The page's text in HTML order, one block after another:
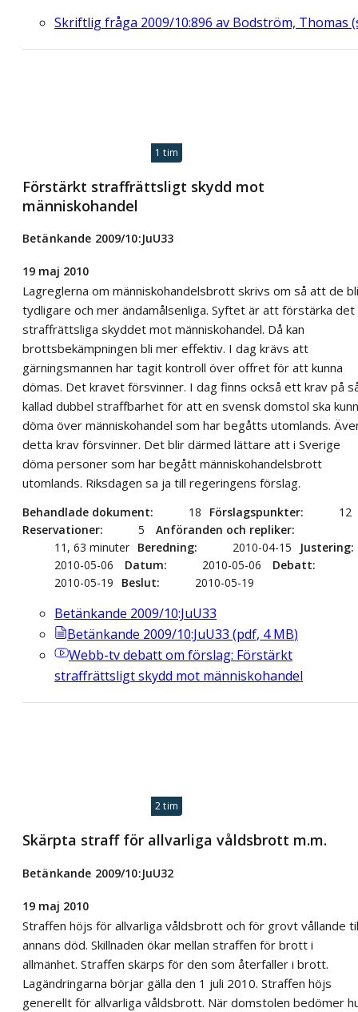
Skriftlig fråga 2009/10:896 av Bodström, Thomas
1 tim
Förstärkt straffrättsligt skydd mot
människohandel
Betänkande 2009/10:JuU33
19 maj 2010
Lagreglerna om människohandelsbrott skrivs om så att de
tydligare och mer ändamålsenliga. Syftet är att förstärka det
straffrättsliga skyddet mot människohandel. Då kan
brottsbekämpningen bli mer effektiv. I dag krävs att
gärningsmannen har tagit kontroll över offret för att kunna
dömas. Det kravet försvinner. I dag finns också ett krav på
kallad dubbel straffbarhet för att en svensk domstol ska
döma över människohandel som har begåtts utomlands.
detta krav försvinner. Det blir därmed lättare att i Sverige
döma personer som har begått människohandelsbrott
utomlands. Riksdagen sa ja till regeringens förslag.
Behandlade dokument 18 Förslagspunkter
12
Reservationer
5
Anföranden och repliker
11, 63 minuter Beredning 2010-04-15
Justering
2010-05-06
Datum 2010-05-06
Debatt
2010-05-19
Beslut 2010-05-19
Betänkande 2009/10:JuU33
Betänkande 2009/10:JuU33 (pdf, 4 MB)
Webb-tvdebatt om förslag: Förstärkt
straffrättsligt skydd mot människohandel
2 tim
Skärpta straff för allvarliga våldsbrott m.m.
Betänkande 2009/10:JuU32
19 maj 2010
Straffen höjs för allvarliga våldsbrott och för grovt vållande
annans död. Skillnaden ökar mellan straffen för brott i
allmänhet. Straffen skärps för den som återfaller i brott.
Lagändringarna börjar gälla den 1 juli 2010. Straffen höjs
generellt för allvarliga våldsbrott. När domstolen bedömer